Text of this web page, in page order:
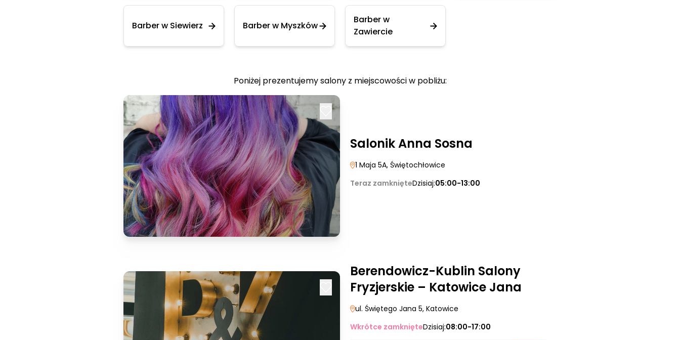
Barber w Siewierz Barber w Myszków
Barber w
Zawiercie
Poniżej prezentujemy salony z miejscowości w pobliżu:
Salonik Anna Sosna
1 Maja 5A, Świętochłowice
Teraz zamknięteDzisiaj:05:00-13:00
Berendowicz-Kublin Salony
Fryzjerskie – Katowice Jana
ul. Świętego Jana 5, Katowice
Wkrótce zamknięteDzisiaj:08:00-17:00